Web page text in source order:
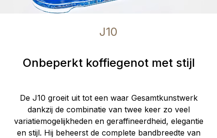
J10
Onbeperkt koffiegenot met stijl
De J10 groeit uit tot een waar Gesamtkunstwerk
dankzij de combinatie van twee keer zo veel
variatiemogelijkheden en geraffineerdheid, elegantie
en stijl. Hij beheerst de complete bandbreedte van